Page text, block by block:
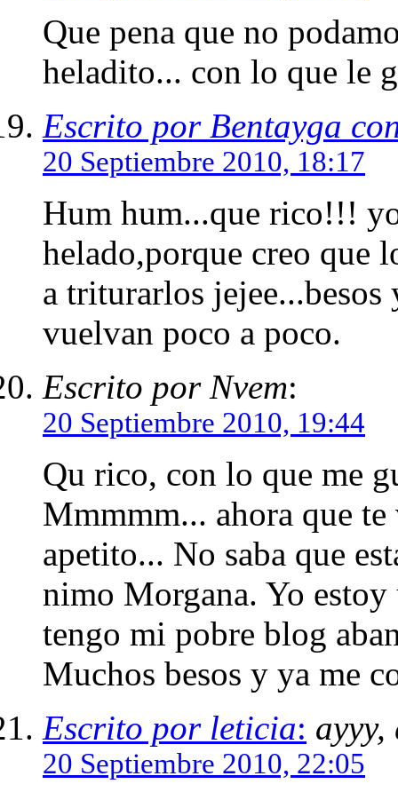
Que pena que no
heladito... con lo que le
Escrito por Bentayga
20 Septiembre 2010, 18:17
Hum hum...que rico!!!
helado,porque creo que
a triturarlos
vuelvan poco a poco.
Escrito por Nvem:
20 Septiembre 2010, 19:44
Qu rico, con lo que me
Mmmmm... ahora que
apetito... No saba que
nimo Morgana. Yo estoy
tengo mi pobre blog
Muchos besos y ya me
Escrito por leticia: ayyy,
20 Septiembre 2010, 22:05